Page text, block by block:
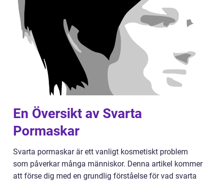
En Översikt av Svarta
Pormaskar
Svarta pormaskar är ett vanligt kosmetiskt problem
som påverkar många människor. Denna artikel kommer
att förse dig med en grundlig förståelse för vad svarta